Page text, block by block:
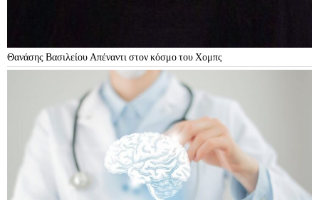
Θανάσης Βασιλείου Απέναντι στον κόσμο του Χομπς